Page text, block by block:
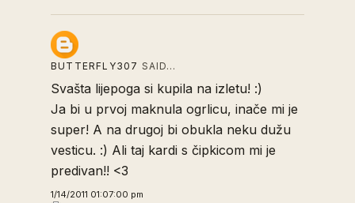
BUTTERFLY307 SAID…
Svašta lijepoga si kupila na izletu! :)
Ja bi u prvoj maknula ogrlicu, inače mi je
super! A na drugoj bi obukla neku dužu
vesticu. :) Ali taj kardi s čipkicom mi je
predivan!! <3
1/14/2011 01:07:00 pm